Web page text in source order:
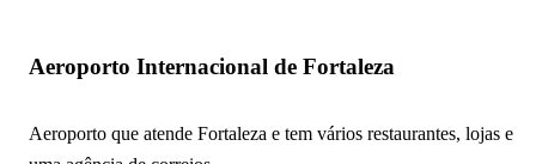
Aeroporto Internacional de Fortaleza
Aeroporto que atende Fortaleza e tem vários restaurantes, lojas e